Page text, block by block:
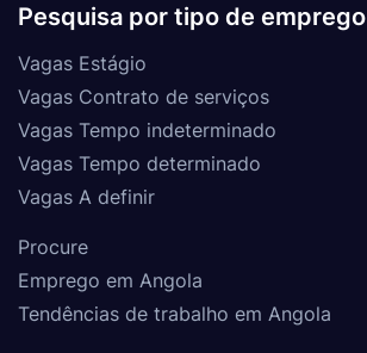
Pesquisa por tipo de emprego
Vagas Estágio
Vagas Contrato de serviços
Vagas Tempo indeterminado
Vagas Tempo determinado
Vagas A definir
Procure
Emprego em Angola
Tendências de trabalho em Angola